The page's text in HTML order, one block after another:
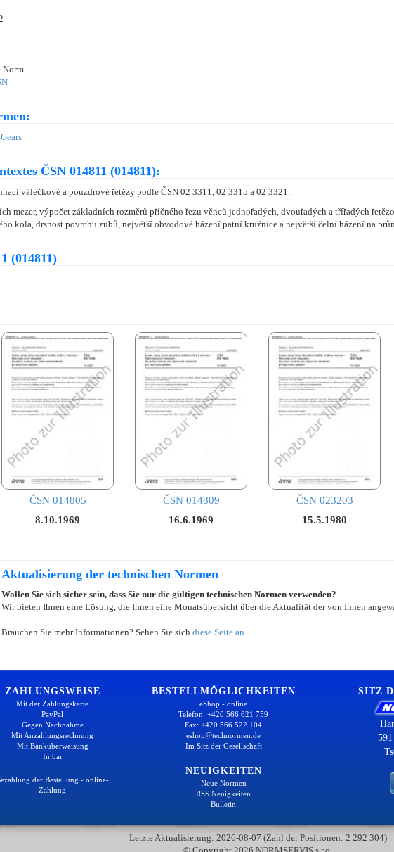
Norm
Gears
ČSN 014811 (014811):
válečkové a pouzdrové řetězy podle ČSN 02 3311, 02 3315 a 02 3321.
mezer, výpočet základních rozměrů příčného řezu věnců jednořadých, dvouřadých a třířadých
kola, drsnost povrchu zubů, největší obvodové házení patní kružnice a největší čelní házení na
(014811)
ČSN 014805
8.10.1969
ČSN 014809
16.6.1969
ČSN 023203
15.5.1980
Aktualisierung der technischen Normen
Wollen Sie sich sicher sein, dass Sie nur die gültigen technischen Normen verwenden?
Wir bieten Ihnen eine Lösung, die Ihnen eine Monatsübersicht über die Aktualität der von Ihnen
Brauchen Sie mehr Informationen? Sehen Sie sich diese Seite an.
ZAHLUNGSWEISE
Mit der Zahlungskarte
PayPal
Gegen Nachnahme
Mit Anzahlungsrechnung
Mit Banküberweisung
In bar
der Bestellung - online-
Zahlung
BESTELLMÖGLICHKEITEN
eShop - online
Telefon: +420 566 621 759
Fax: +420 566 522 104
eshop@technormen.de
Im Sitz der Gesellschaft
NEUIGKEITEN
Neue Normen
RSS Neuigkeiten
Bulletin
SITZ
Letzte Aktualisierung: 2026-08-07 (Zahl der Positionen: 2 292 304)